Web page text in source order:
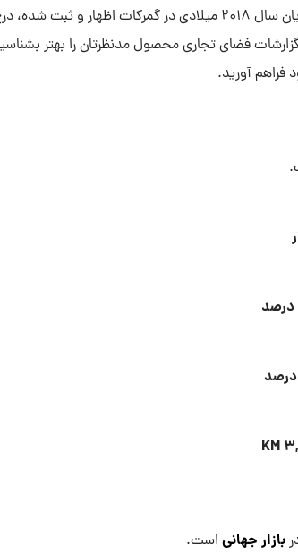
درج شده است.
فضای تجاری محصول مدنظرتان را بهتر
فراهم آورید.
درصد
درصد
KM
بازار جهانی است.